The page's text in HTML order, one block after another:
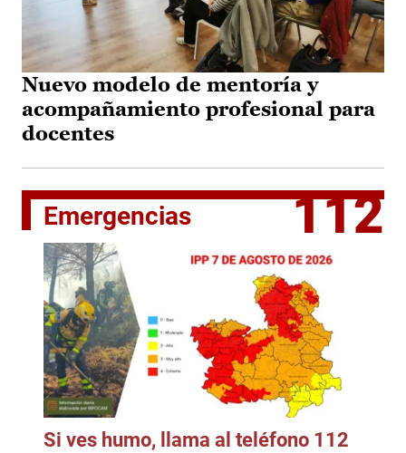
Nuevo modelo de mentoría y
acompañamiento profesional para
docentes
Emergencias 112
Si ves humo, llama al teléfono 112